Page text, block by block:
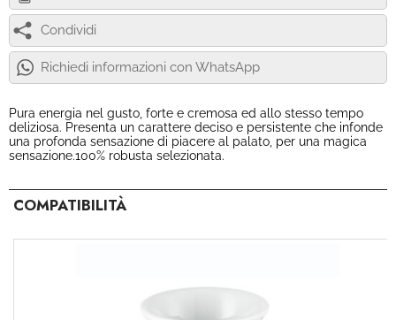
Condividi
Richiedi informazioni con WhatsApp
Pura energia nel gusto, forte e cremosa ed allo stesso tempo
deliziosa. Presenta un carattere deciso e persistente che infonde
una profonda sensazione di piacere al palato, per una magica
sensazione.100% robusta selezionata.
COMPATIBILITÀ